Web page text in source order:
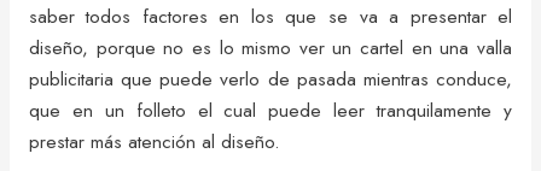
saber todos factores en los que se va a presentar el
diseño, porque no es lo mismo ver un cartel en una valla
publicitaria que puede verlo de pasada mientras conduce,
que en un folleto el cual puede leer tranquilamente y
prestar más atención al diseño.